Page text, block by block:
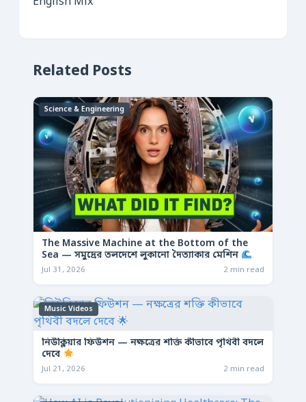
Related Posts
Science & Engineering
The Massive Machine at the Bottom of the
Sea — সমুদ্রের তলদেশে লুকানো দৈত্যাকার মেশিন
Jul 31, 2026 2 min read
Music Videos
নিউক্লিয়ার ফিউশন — নক্ষত্রের শক্তি কীভাবে পৃথিবী বদলে
দেবে
Jul 21, 2026 2 min read